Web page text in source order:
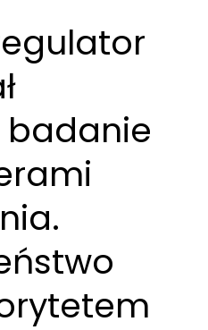
badanie